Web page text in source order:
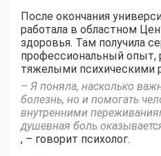
После окончания
работала в областном
здоровья. Там получила
профессиональный опыт,
тяжелыми психическими
– Я поняла, насколько
болезнь, но и помогать
внутренними
душевная боль
, – говорит психолог.